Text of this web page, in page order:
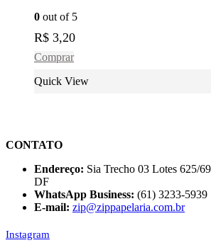
0 out of 5
R$ 3,20
Comprar
Quick View
CONTATO
Endereço: Sia Trecho 03 Lotes 625/
DF
WhatsApp Business: (61) 3233-5939
E-mail: zip@zippapelaria.com.br
Instagram